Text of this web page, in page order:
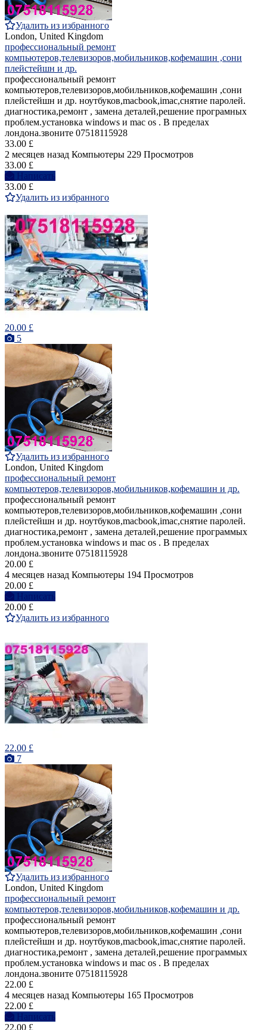
Удалить из избранного
London, United Kingdom
профессиональный ремонт
компьютеров,телевизоров,мобильников,кофемашин ,сони
плейстейшн и др.
профессиональный ремонт
компьютеров,телевизоров,мобильников,кофемашин ,сони
плейстейшн и др. ноутбуков,macbook,imac,снятие паролей.
диагностика,ремонт , замена деталей,решение програмных
проблем.установка windows и mac os . В пределах
лондона.звоните 07518115928
33.00 £
2 месяцев назад Компьютеры 229 Просмотров
33.00 £
Написать
33.00 £
Удалить из избранного
20.00 £
5
Удалить из избранного
London, United Kingdom
профессиональный ремонт
компьютеров,телевизоров,мобильников,кофемашин и др.
профессиональный ремонт
компьютеров,телевизоров,мобильников,кофемашин ,сони
плейстейшн и др. ноутбуков,macbook,imac,снятие паролей.
диагностика,ремонт , замена деталей,решение программых
проблем.установка windows и mac os . В пределах
лондона.звоните 07518115928
20.00 £
4 месяцев назад Компьютеры 194 Просмотров
20.00 £
Написать
20.00 £
Удалить из избранного
22.00 £
7
Удалить из избранного
London, United Kingdom
профессиональный ремонт
компьютеров,телевизоров,мобильников,кофемашин и др.
профессиональный ремонт
компьютеров,телевизоров,мобильников,кофемашин ,сони
плейстейшн и др. ноутбуков,macbook,imac,снятие паролей.
диагностика,ремонт , замена деталей,решение программых
проблем.установка windows и mac os . В пределах
лондона.звоните 07518115928
22.00 £
4 месяцев назад Компьютеры 165 Просмотров
22.00 £
Написать
22.00 £